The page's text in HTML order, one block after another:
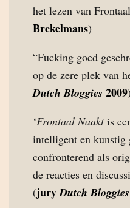
het lezen van
Brekelmans)
“Fucking goed
op de zere plek van
Dutch Bloggies 2009)
‘Frontaal Naaktis
intelligent en kunstig
confronterend als
de reacties en
(juryDutch Bloggies